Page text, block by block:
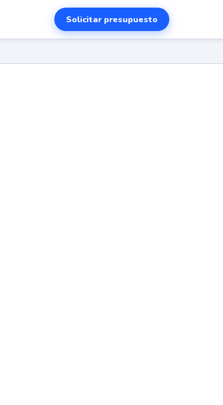
Solicitar presupuesto